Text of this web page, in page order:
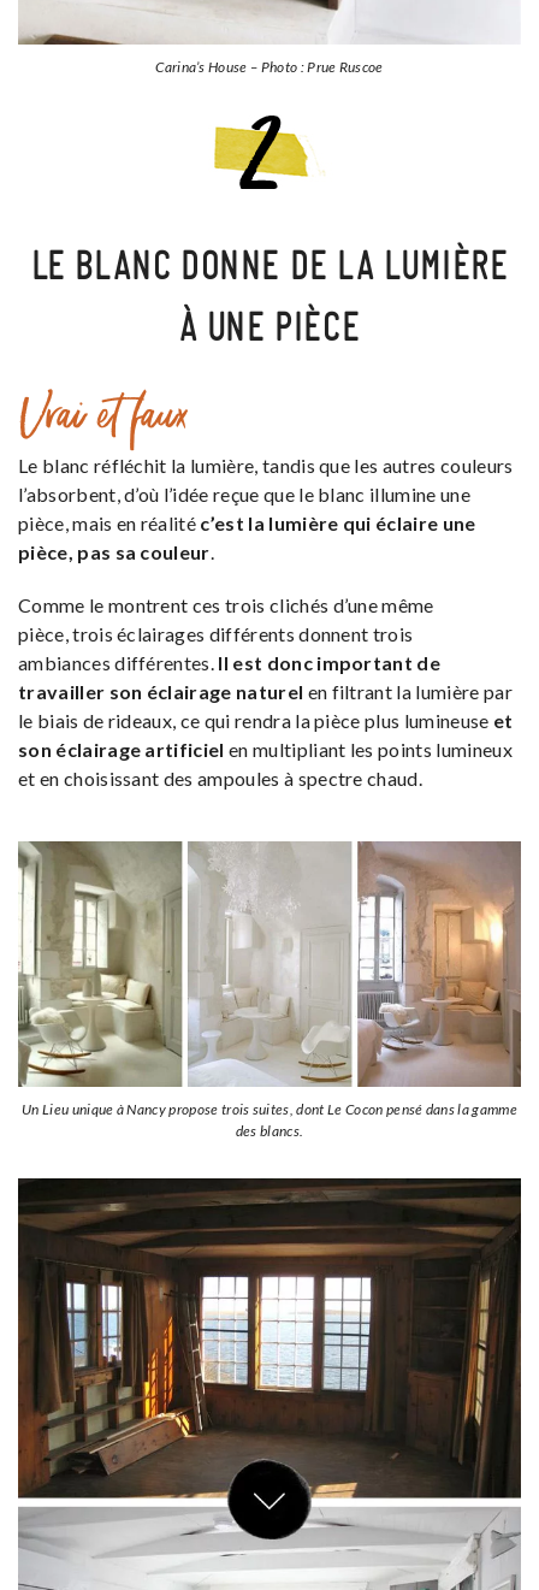
Carina’s House – Photo : Prue Ruscoe
LE BLANC DONNE DE LA LUMIÈRE
À UNE PIÈCE
Vrai et faux
Le blanc réfléchit la lumière, tandis que les autres couleurs
l’absorbent, d’où l’idée reçue que le blanc illumine une
pièce, mais en réalité c’est la lumière qui éclaire une
pièce, pas sa couleur
Comme le montrent ces trois clichés d’une même
pièce, trois éclairages différents donnent trois
ambiances différentes. Il est donc important de
travailler son éclairage naturel en filtrant la lumière par
le biais de rideaux, ce qui rendra la pièce plus lumineuse et
son éclairage artificiel en multipliant les points lumineux
et en choisissant des ampoules à spectre chaud.
Un Lieu unique à Nancy propose trois suites, dont Le Cocon pensé dans la gamme
des blancs.